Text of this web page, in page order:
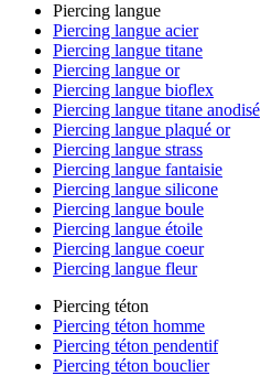
Piercing langue
Piercing langue acier
Piercing langue titane
Piercing langue or
Piercing langue bioflex
Piercing langue titane anodisé
Piercing langue plaqué or
Piercing langue strass
Piercing langue fantaisie
Piercing langue silicone
Piercing langue boule
Piercing langue étoile
Piercing langue coeur
Piercing langue fleur
Piercing téton
Piercing téton homme
Piercing téton pendentif
Piercing téton bouclier